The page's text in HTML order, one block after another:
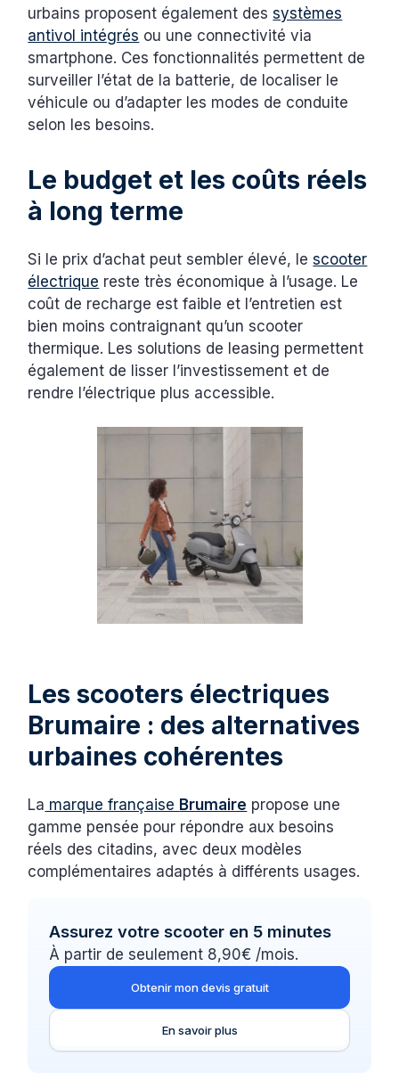
urbains proposent également dessystèmes
antivol intégrés ou une connectivité via
smartphone. Ces fonctionnalités permettent de
surveiller l’état de la batterie, de localiser le
véhicule ou d’adapter les modes de conduite
selon les besoins.
Le budget et les coûts réels
à long terme
Si le prix d’achat peut sembler élevé, lescooter
électrique reste très économique à l’usage. Le
coût de recharge est faible et l’entretien est
bien moins contraignant qu’un scooter
thermique. Les solutions de leasing permettent
également de lisser l’investissement et de
rendre l’électrique plus accessible.
Les scooters électriques
Brumaire : des alternatives
urbaines cohérentes
La marque française Brumaire propose une
gamme pensée pour répondre aux besoins
réels des citadins, avec deux modèles
complémentaires adaptés à différents usages.
Assurez votre scooter en 5 minutes
À partir de seulement 8,90€ /mois.
Obtenir mon devis gratuit
En savoir plus